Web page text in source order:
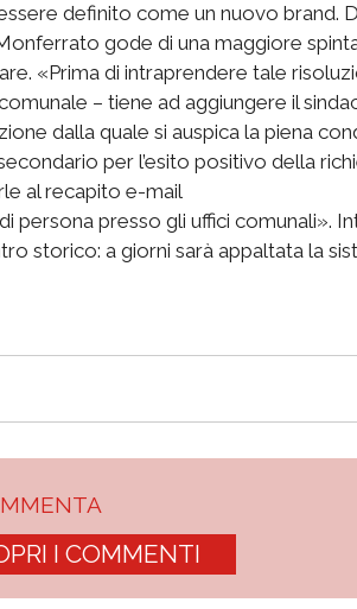
definito come un nuovo brand.
gode di una maggiore
«Prima di intraprendere tale
– tiene ad aggiungere il
dalla quale si auspica la piena
per l’esito positivo della
al recapito e-mail
persona presso gli uffici comunali».
storico: a giorni sarà appaltata la
I COMMENTI